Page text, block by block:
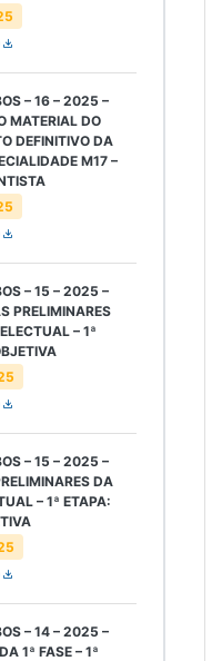
– 16 – 2025 –
MATERIAL DO
DEFINITIVO DA
M17 –
– 15 – 2025 –
PRELIMINARES
– 1ª
– 15 – 2025 –
DA
– 1ª ETAPA:
– 14 – 2025 –
1ª FASE – 1ª